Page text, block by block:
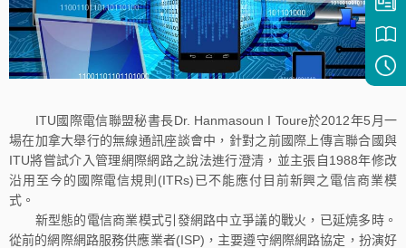
ITU國際電信聯盟秘書長Dr. Hanmasoun I Toure於2012年5月一
場在加拿大舉行的無線通訊座談會中，針對之前國際上傳言聯合國與
ITU將嘗試介入管理網際網路之說法進行澄清，並主張自1988年修改
沿用至今的國際電信規則(ITRs)已不能應付目前新興之電信商業模
式。
新型態的電信商業模式引發網路中立爭議的戰火，已延燒多時。
從前的網際網路服務供應業者(ISP)，主要遵守網際網路協定，扮演好